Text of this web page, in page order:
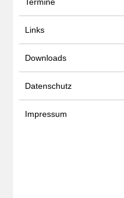
Links
Downloads
Datenschutz
Impressum